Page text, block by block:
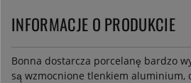
INFORMACJE O PRODUKCIE
Bonna dostarcza porcelanę bardzo
są wzmocnione tlenkiem aluminium,